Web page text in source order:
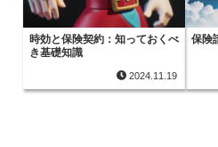
時効と保険契約：知っておくべ
き基礎知識
2024.11.19
保険